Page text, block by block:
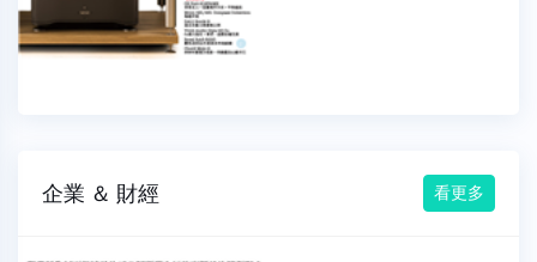
企業 ＆ 財經 看更多